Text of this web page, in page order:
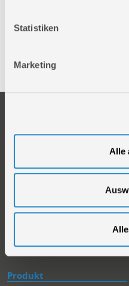
Statistiken
Marketing
Alle
Geschlossen
Telefax: +49 (0)7904-70051999
Händlersuche
Servicepartner-International
Autorisierter Internetpartner
Produkt